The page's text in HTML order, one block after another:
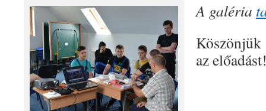
A galéria
az